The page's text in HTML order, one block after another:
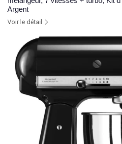
Argent
Voir le détail